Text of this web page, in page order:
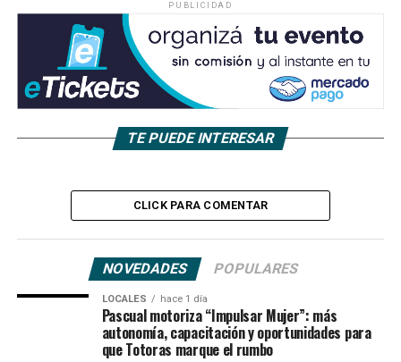
PUBLICIDAD
TE PUEDE INTERESAR
CLICK PARA COMENTAR
NOVEDADES POPULARES
LOCALES hace 1 día
Pascual motoriza “Impulsar Mujer”: más
autonomía, capacitación y oportunidades para
que Totoras marque el rumbo